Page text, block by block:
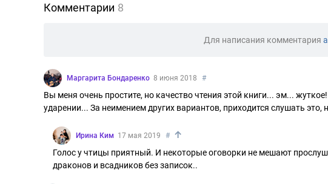
Комментарии 8
Для написания комментария
Маргарита Бондаренко 8 июня 2018 #
Вы меня очень простите, но качество чтения этой книги... эм...
ударении... За неимением других вариантов, приходится слушать это,
Ирина Ким 17 мая 2019 # ↑
Голос у чтицы приятный. И некоторые оговорки не мешают
драконов и всадников без записок..